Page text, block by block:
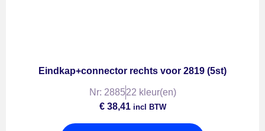
Eindkap+connector rechts voor 2819 (5st)
Nr: 288522 kleur(en)
€38,41incl BTW